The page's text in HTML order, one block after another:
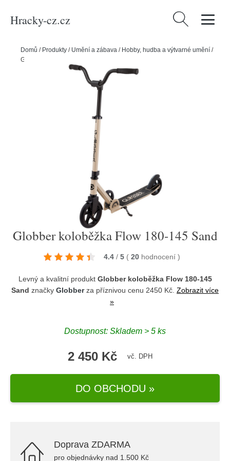
Hracky-cz.cz Vyhledávání
Domů / Produkty / Umění a zábava / Hobby, hudba a výtvarné umění /
Globber koloběžka Flow 180-145 Sand
Globber koloběžka Flow 180-145 Sand
4.4 / 5 ( 20 hodnocení )
Levný a kvalitní produkt Globber koloběžka Flow 180-145
Sand značky Globberza příznivou cenu 2450 Kč. Zobrazit více
»
Dostupnost: Skladem > 5 ks
2 450 Kč vč. DPH
DO OBCHODU »
Doprava ZDARMA
pro objednávky nad 1.500 Kč